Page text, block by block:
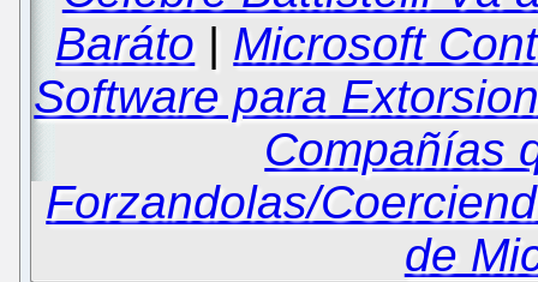
Baráto | Microsoft
Software para
Compañías
Forzandolas/
de